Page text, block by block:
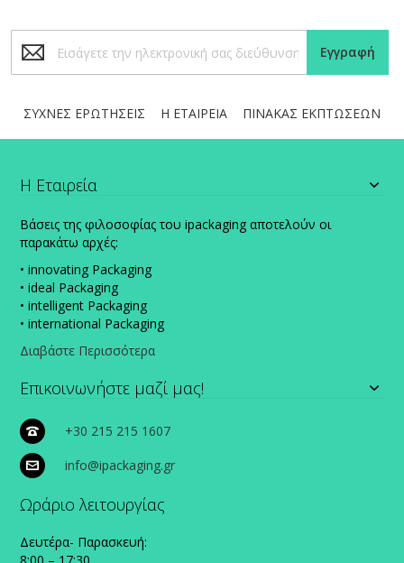
στο
Ενημερωτικό
Εγγραφή
ΣΥΧΝΕΣ ΕΡΩΤΗΣΕΙΣ Η ΕΤΑΙΡΕΙΑ ΠΙΝΑΚΑΣ ΕΚΠΤΩΣΕΩΝ
Η Εταιρεία
Βάσεις της φιλοσοφίας του ipackaging αποτελούν οι
παρακάτω αρχές:
• innovating Packaging
• ideal Packaging
• intelligent Packaging
• international Packaging
Διαβάστε Περισσότερα
Επικοινωνήστε μαζί μας!
+30 215 215 1607
info@ipackaging.gr
Ωράριο λειτουργίας
Δευτέρα- Παρασκευή: